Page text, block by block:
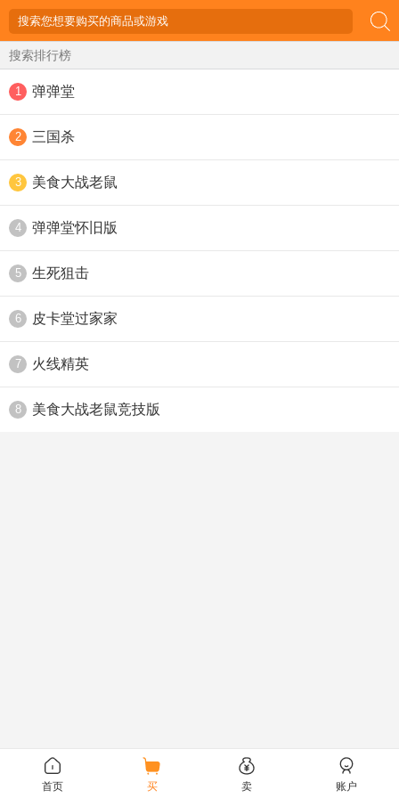
搜索排行榜
1 弹弹堂
2 三国杀
3 美食大战老鼠
4 弹弹堂怀旧版
5 生死狙击
6 皮卡堂过家家
7 火线精英
8 美食大战老鼠竞技版
首页 买 卖 账户